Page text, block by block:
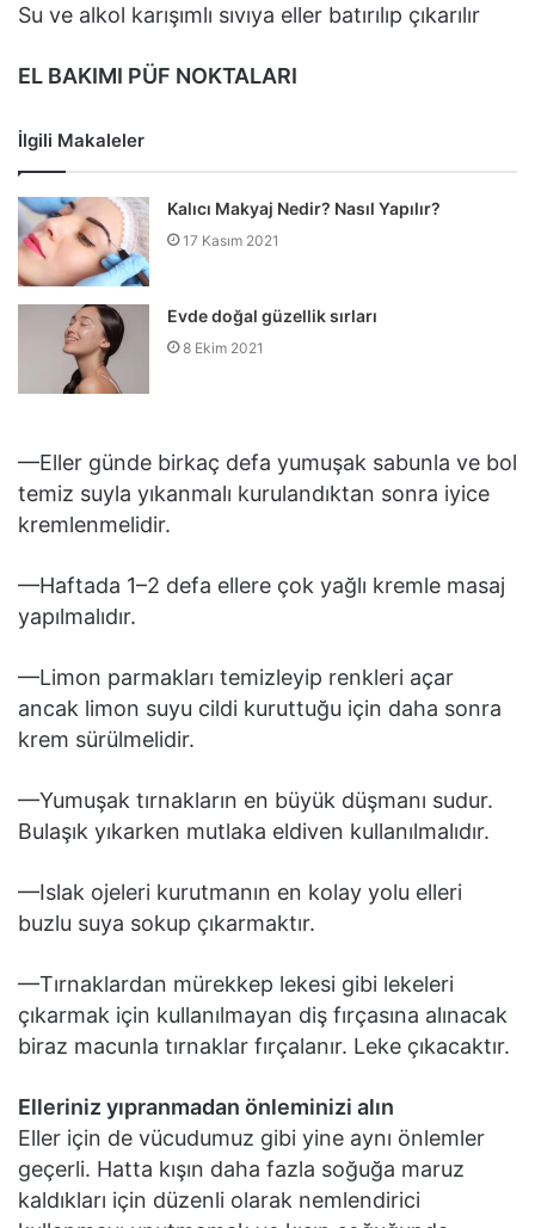
Su ve alkol karışımlı sıvıya eller batırılıp çıkarılır
EL BAKIMI PÜF NOKTALARI
İlgili Makaleler
Kalıcı Makyaj Nedir? Nasıl Yapılır?
17 Kasım 2021
Evde doğal güzellik sırları
8 Ekim 2021
—Eller günde birkaç defa yumuşak sabunla ve bol
temiz suyla yıkanmalı kurulandıktan sonra iyice
kremlenmelidir.
—Haftada 1–2 defa ellere çok yağlı kremle masaj
yapılmalıdır.
—Limon parmakları temizleyip renkleri açar
ancak limon suyu cildi kuruttuğu için daha sonra
krem sürülmelidir.
—Yumuşak tırnakların en büyük düşmanı sudur.
Bulaşık yıkarken mutlaka eldiven kullanılmalıdır.
—Islak ojeleri kurutmanın en kolay yolu elleri
buzlu suya sokup çıkarmaktır.
—Tırnaklardan mürekkep lekesi gibi lekeleri
çıkarmak için kullanılmayan diş fırçasına alınacak
biraz macunla tırnaklar fırçalanır. Leke çıkacaktır.
Elleriniz yıpranmadan önleminizi alın
Eller için de vücudumuz gibi yine aynı önlemler
geçerli. Hatta kışın daha fazla soğuğa maruz
kaldıkları için düzenli olarak nemlendirici